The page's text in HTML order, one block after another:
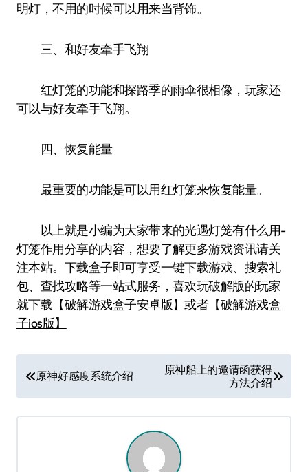
明灯，不用的时候可以用来当背饰。
三、和好友牵手飞翔
红灯笼的功能和探路季的雨伞很相像，玩家还
可以与好友牵手飞翔。
四、恢复能量
最重要的功能是可以用红灯笼来恢复能量。
以上就是小编为大家带来的光遇灯笼有什么用-
灯笼作用分享的内容，想要了解更多游戏资讯请关
注本站。下载盒子即可享受一键下载游戏、搜索礼
包、查找攻略等一站式服务，喜欢玩破解版的玩家
就下载 【破解游戏盒子安卓版】或者【破解游戏盒
子ios版】
章
导
原神好感度系统介绍
原神船上的邀请函获得
方法介绍